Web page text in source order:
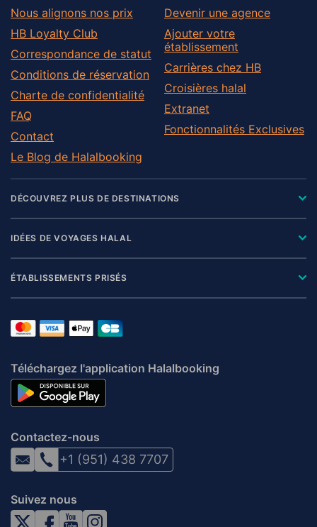
Nous alignons nos prix
HB Loyalty Club
Correspondance de statut
Conditions de réservation
Charte de confidentialité
FAQ
Contact
Le Blog de Halalbooking
Devenir une agence
Ajouter votre
établissement
Carrières chez HB
Croisières halal
Extranet
Fonctionnalités Exclusives
DÉCOUVREZ PLUS DE DESTINATIONS
IDÉES DE VOYAGES HALAL
ÉTABLISSEMENTS PRISÉS
Téléchargez l'application Halalbooking
Contactez-nous
+1 (951) 438 7707
Suivez nous